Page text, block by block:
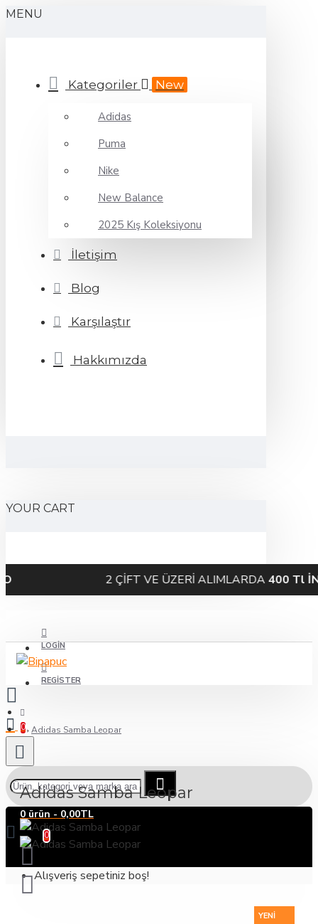
MENU
Kategoriler New
Adidas
Puma
Nike
New Balance
2025 Kış Koleksiyonu
İletişim
Blog
Karşılaştır
Hakkımızda
YOUR CART
2 ÇİFT VE ÜZERİ ALIMLARDA400 Tl İNDİRİM!
LOGIN
REGISTER
0
0 ürün - 0,00TL
0
Alışveriş sepetiniz boş!
Adidas Samba Leopar
Adidas Samba Leopar
YENI